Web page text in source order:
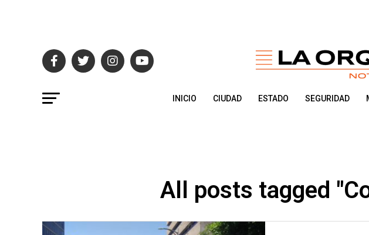
INICIO CIUDAD ESTADO SEGURIDAD
All posts tagged